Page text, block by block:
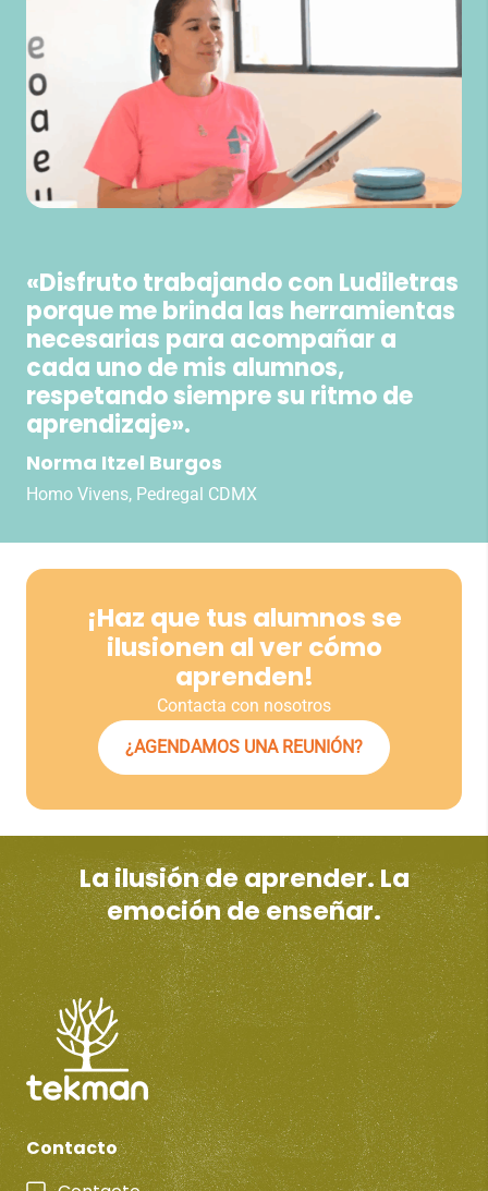
«Disfruto trabajando con Ludiletras
porque me brinda las herramientas
necesarias para acompañar a
cada uno de mis alumnos,
respetando siempre su ritmo de
aprendizaje».
Norma Itzel Burgos
Homo Vivens, Pedregal CDMX
¡Haz que tus alumnos se
ilusionen al ver cómo
aprenden!
Contacta con nosotros
¿AGENDAMOS UNA REUNIÓN?
La ilusión de aprender. La
emoción de enseñar.
Contacto